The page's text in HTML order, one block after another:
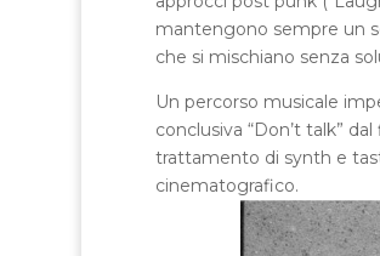
mantengono sempre un
che si mischiano senza
Un percorso musicale
conclusiva “Don’t talk”
trattamento di synth e
cinematografico.